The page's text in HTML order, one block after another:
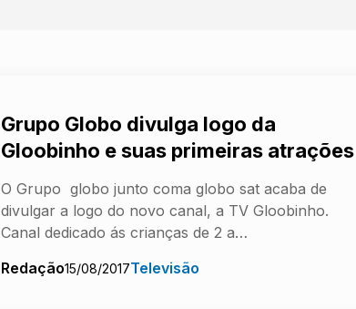
Grupo Globo divulga logo da
Gloobinho e suas primeiras atrações
O Grupo globo junto coma globo sat acaba de
divulgar a logo do novo canal, a TV Gloobinho.
Canal dedicado ás crianças de 2 a…
Redação15/08/2017Televisão